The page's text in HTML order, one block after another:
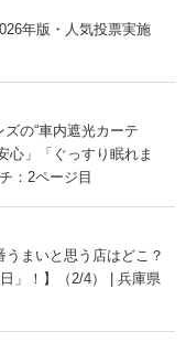
年版・人気投票実施
の“車内遮光カーテ
心」「ぐっすり眠れま
：2ページ目
まいと思う店はどこ？
」！】（2/4） | 兵庫県